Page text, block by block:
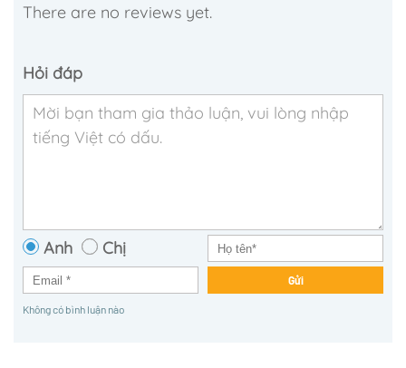
There are no reviews yet.
Hỏi đáp
Anh Chị
Gửi
Không có bình luận nào